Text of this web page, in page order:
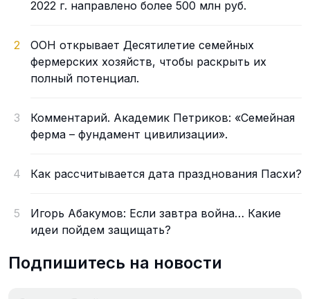
2022 г. направлено более 500 млн руб.
2
ООН открывает Десятилетие семейных
фермерских хозяйств, чтобы раскрыть их
полный потенциал.
3
Комментарий. Академик Петриков: «Семейная
ферма – фундамент цивилизации».
4 Как рассчитывается дата празднования Пасхи?
5
Игорь Абакумов: Если завтра война… Какие
идеи пойдем защищать?
Подпишитесь на новости